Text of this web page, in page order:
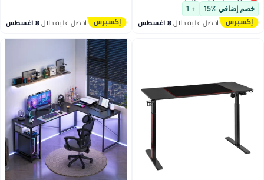
140 سمأقل سعر في 30 يوم
خصم إضافي %15 + 1
احصل عليه خلال8 اغسطس احصل عليه خلال8 اغسطس